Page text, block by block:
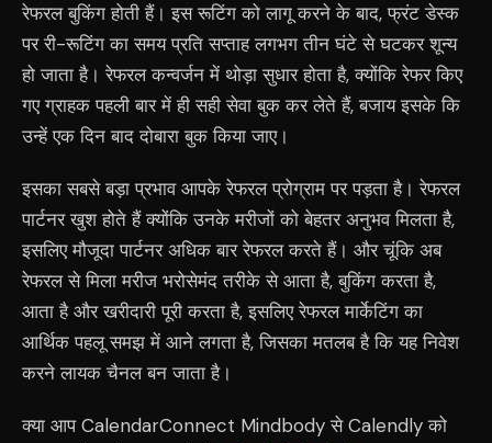
रेफरल बुकिंग होती हैं। इस रूटिंग को लागू करने के बाद, फ्रंट डेस्क
पर री-रूटिंग का समय प्रति सप्ताह लगभग तीन घंटे से घटकर शून्य
हो जाता है। रेफरल कन्वर्जन में थोड़ा सुधार होता है, क्योंकि रेफर किए
गए ग्राहक पहली बार में ही सही सेवा बुक कर लेते हैं, बजाय इसके कि
उन्हें एक दिन बाद दोबारा बुक किया जाए।
इसका सबसे बड़ा प्रभाव आपके रेफरल प्रोग्राम पर पड़ता है। रेफरल
पार्टनर खुश होते हैं क्योंकि उनके मरीजों को बेहतर अनुभव मिलता है,
इसलिए मौजूदा पार्टनर अधिक बार रेफरल करते हैं। और चूंकि अब
रेफरल से मिला मरीज भरोसेमंद तरीके से आता है, बुकिंग करता है,
आता है और खरीदारी पूरी करता है, इसलिए रेफरल मार्केटिंग का
आर्थिक पहलू समझ में आने लगता है, जिसका मतलब है कि यह निवेश
करने लायक चैनल बन जाता है।
क्या आप CalendarConnect Mindbody से Calendly को